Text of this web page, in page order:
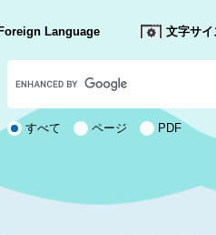
Language 文字サ
カ
ス
タ
ム
検 すべて ページ PDF